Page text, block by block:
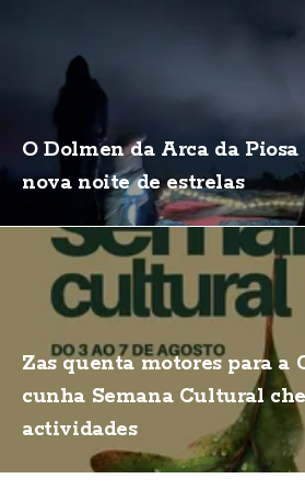
O Dolmen da Arca da
nova noite de estrelas
Zas quenta motores para a
cunha Semana Cultural
actividades